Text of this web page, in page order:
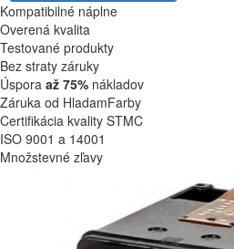
Kompatibilné náplne
Overená kvalita
Testované produkty
Bez straty záruky
Úspora až 75% nákladov
Záruka od HladamFarby
Certifikácia kvality STMC
ISO 9001 a 14001
Množstevné zľavy